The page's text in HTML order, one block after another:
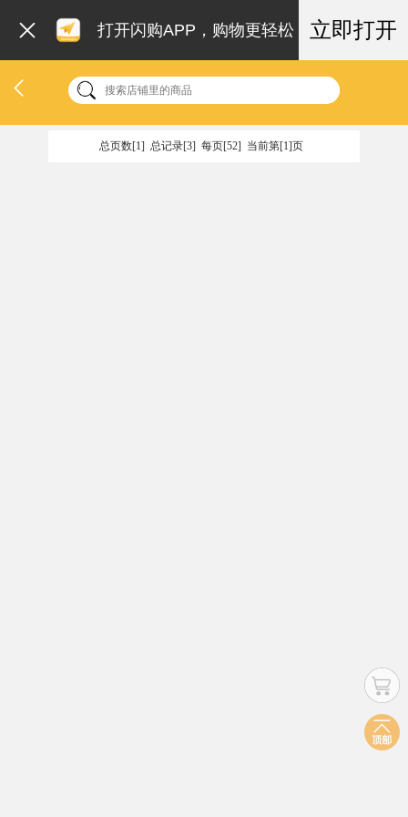
打开闪购APP，购物更轻松 立即打开
总页数[1] 总记录[3] 每页[52] 当前第[1]页